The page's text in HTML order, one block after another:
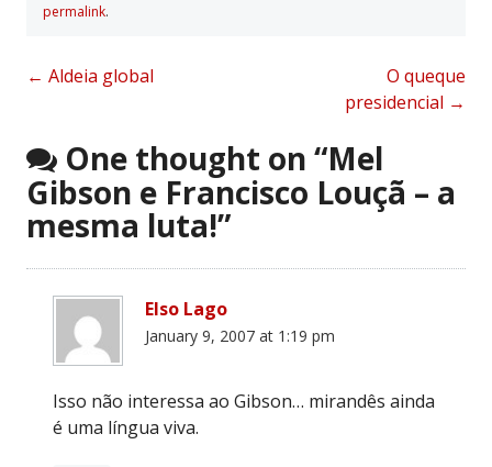
permalink.
Post
← Aldeia global
O queque
presidencial →
One thought on “Mel
Gibson e Francisco Louçã – a
mesma luta!”
Elso Lago
January 9, 2007 at 1:19 pm
Isso não interessa ao Gibson… mirandês ainda
é uma língua viva.